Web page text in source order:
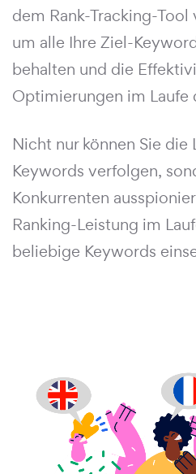
dem Rank-Tracking-
um alle Ihre Ziel-
behalten und die
Optimierungen im Laufe
Nicht nur können Sie die
Keywords verfolgen,
Konkurrenten
Ranking-Leistung im
beliebige Keywords